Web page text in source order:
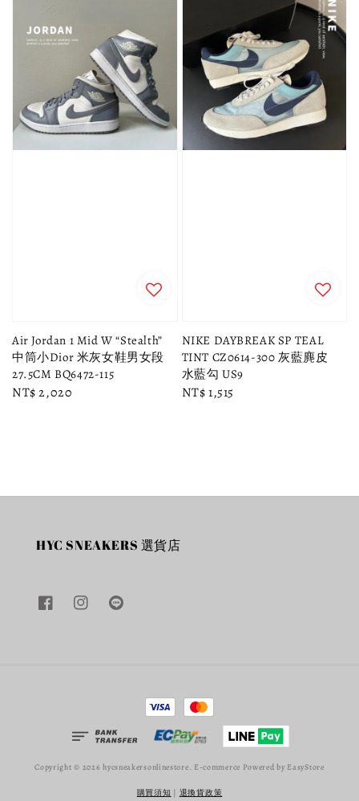
Air Jordan 1 Mid W “Stealth”
中筒小Dior 米灰女鞋男女段
27.5CM BQ6472-115
Regular
NT$ 2,020
NIKE DAYBREAK SP TEAL
TINT CZ0614-300 灰藍麂皮
水藍勾 US9
Regular
NT$ 1,515
HYC SNEAKERS 選貨店
Copyright © 2026 hycsneakersonlinestore. E-commerce Powered by EasyStore
購買須知 | 退換貨政策